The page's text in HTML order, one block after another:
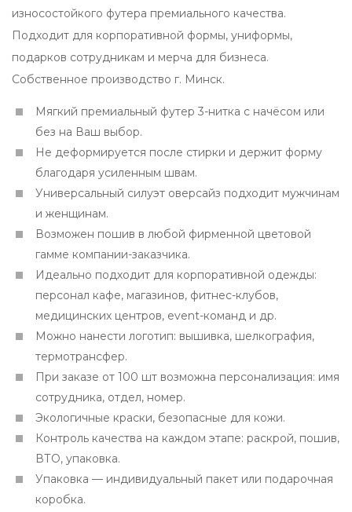
износостойкого футера премиального качества.
Подходит для корпоративной формы, униформы,
подарков сотрудникам и мерча для бизнеса.
Собственное производство г. Минск.
Мягкий премиальный футер 3-нитка с начёсом или
без на Ваш выбор.
Не деформируется после стирки и держит форму
благодаря усиленным швам.
Универсальный силуэт оверсайз подходит мужчинам
и женщинам.
Возможен пошив в любой фирменной цветовой
гамме компании-заказчика.
Идеально подходит для корпоративной одежды:
персонал кафе, магазинов, фитнес-клубов,
медицинских центров, event-команд и др.
Можно нанести логотип: вышивка, шелкография,
термотрансфер.
При заказе от 100 шт возможна персонализация: имя
сотрудника, отдел, номер.
Экологичные краски, безопасные для кожи.
Контроль качества на каждом этапе: раскрой, пошив,
ВТО, упаковка.
Упаковка — индивидуальный пакет или подарочная
коробка.